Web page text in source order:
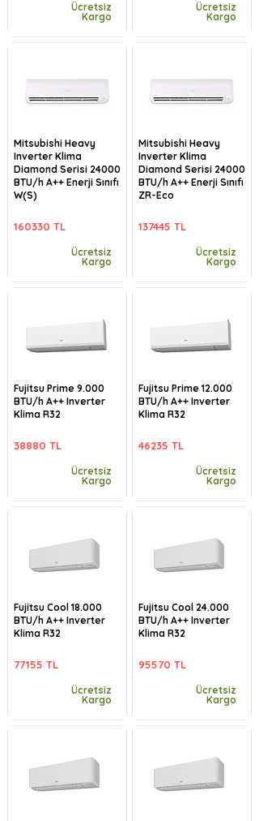
Ücretsiz
Kargo
Mitsubishi Heavy
Inverter Klima
Diamond Serisi 24000
BTU/h A++ Enerji Sınıfı
W(S)
160330 TL
Ücretsiz
Kargo
Fujitsu Prime 9.000
BTU/h A++ Inverter
Klima R32
38880 TL
Ücretsiz
Kargo
Fujitsu Cool 18.000
BTU/h A++ Inverter
Klima R32
77155 TL
Ücretsiz
Kargo
Ücretsiz
Kargo
Mitsubishi Heavy
Inverter Klima
Diamond Serisi 24000
BTU/h A++ Enerji Sınıfı
ZR-Eco
137445 TL
Ücretsiz
Kargo
Fujitsu Prime 12.000
BTU/h A++ Inverter
Klima R32
46235 TL
Ücretsiz
Kargo
Fujitsu Cool 24.000
BTU/h A++ Inverter
Klima R32
95570 TL
Ücretsiz
Kargo